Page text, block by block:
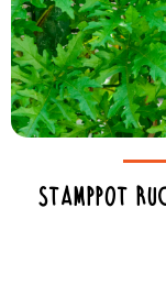
Stamppot